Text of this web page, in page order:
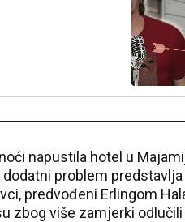
napustila hotel u
dodatni problem predstavlja
predvođeni Erlingom
zbog više zamjerki odlučili